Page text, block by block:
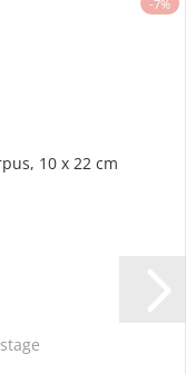
-7%
10 x 22 cm